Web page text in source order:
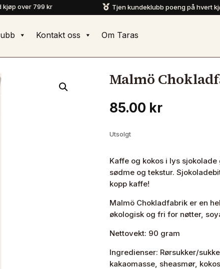
kjøp over 799 kr  Tjen kundeklubb poeng på hvert
Kontakt oss Om Taras
Malmö
85.00 kr
Utsolgt
Kaffe og kokos i lys
sødme og tekstur.
kopp kaffe!
Malmö Chokladfabrik er en
økologisk og fri for nøtter,
Nettovekt: 90 gram
Ingredienser: Rørsukker/
kakaomasse, sheasmør,